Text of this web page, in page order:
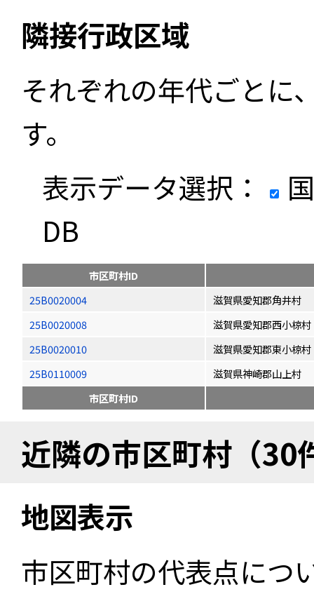
隣接行政区域
それぞれの年代ごとに
す。
表示データ選択：
DB
市区町村ID
25B0020004
滋賀県愛知郡角井村
25B0020008
滋賀県愛知郡西小椋村
25B0020010
滋賀県愛知郡東小椋村
25B0110009
滋賀県神崎郡山上村
市区町村ID
近隣の市区町村（30
地図表示
市区町村の代表点につ